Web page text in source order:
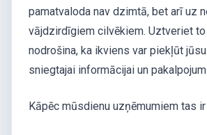
pamatvaloda nav dzimtā, bet arī uz
vājdzirdīgiem cilvēkiem. Uztveriet
nodrošina, ka ikviens var piekļūt
sniegtajai informācijai un
Kāpēc mūsdienu uzņēmumiem tas